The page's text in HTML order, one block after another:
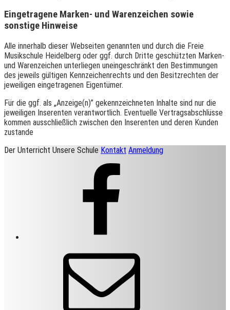
Eingetragene Marken- und Warenzeichen sowie
sonstige Hinweise
Alle innerhalb dieser Webseiten genannten und durch die Freie
Musikschule Heidelberg oder ggf. durch Dritte geschützten Marken-
und Warenzeichen unterliegen uneingeschränkt den Bestimmungen
des jeweils gültigen Kennzeichenrechts und den Besitzrechten der
jeweiligen eingetragenen Eigentümer.
Für die ggf. als „Anzeige(n)” gekennzeichneten Inhalte sind nur die
jeweiligen Inserenten verantwortlich. Eventuelle Vertragsabschlüsse
kommen ausschließlich zwischen den Inserenten und deren Kunden
zustande
Der Unterricht Unsere Schule Kontakt Anmeldung